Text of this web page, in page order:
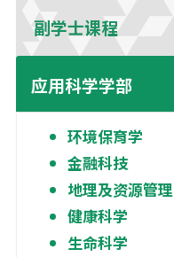
副学士课程
应用科学学部
环境保育学
金融科技
地理及资源管理
健康科学
生命科学